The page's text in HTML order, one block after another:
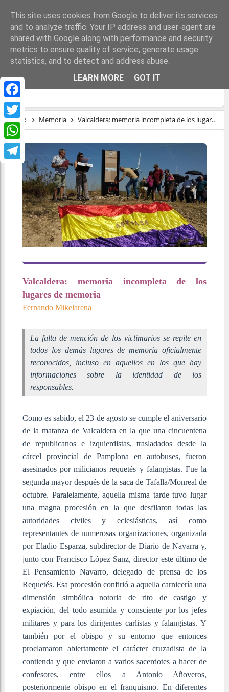
Facebook
Twitter
WhatsApp
Telegram
VALCALDERA: MEMORIA INCOMPLETA DE
LOS LUGARES DE MEMORIA
Inicio Memoria Valcaldera: memoria incompleta de los lugares de memoria
Valcaldera: memoria incompleta de los
lugares de memoria
Fernando Mikelarena
La falta de mención de los victimarios se repite en
todos los demás lugares de memoria oficialmente
reconocidos, incluso en aquellos en los que hay
informaciones sobre la identidad de los
responsables.
Como es sabido, el 23 de agosto se cumple el aniversario
de la matanza de Valcaldera en la que una cincuentena
de republicanos e izquierdistas, trasladados desde la
cárcel provincial de Pamplona en autobuses, fueron
asesinados por milicianos requetés y falangistas. Fue la
segunda mayor después de la saca de Tafalla/Monreal de
octubre. Paralelamente, aquella misma tarde tuvo lugar
una magna procesión en la que desfilaron todas las
autoridades civiles y eclesiásticas, así como
representantes de numerosas organizaciones, organizada
por Eladio Esparza, subdirector de Diario de Navarra y,
junto con Francisco López Sanz, director este último de
El Pensamiento Navarro, delegado de prensa de los
Requetés. Esa procesión confirió a aquella carnicería una
dimensión simbólica notoria de rito de castigo y
expiación, del todo asumida y consciente por los jefes
militares y para los dirigentes carlistas y falangistas. Y
también por el obispo y su entorno que entonces
proclamaron abiertamente el carácter cruzadista de la
contienda y que enviaron a varios sacerdotes a hacer de
confesores, entre ellos a Antonio Añoveros,
posteriormente obispo en el franquismo. En diferentes
This site uses cookies from Google to deliver its services
and to analyze traffic. Your IP address and user-agent are
shared with Google along with performance and security
metrics to ensure quality of service, generate usage
statistics, and to detect and address abuse.
LEARN MORE
GOT IT